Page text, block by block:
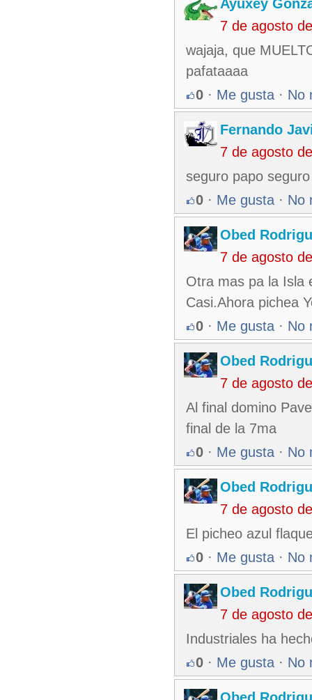
Ayuxey
7 de agosto
wajaja, que
pafataaaa
0 · Me gusta · No
Fernando
7 de agosto
seguro papo
0 · Me gusta · No
Obed
7 de agosto
Otra mas pa la Isla
Casi.Ahora pichea
0 · Me gusta · No
Obed
7 de agosto
Al final domino
final de la 7ma
0 · Me gusta · No
Obed
7 de agosto
El picheo azul
0 · Me gusta · No
Obed
7 de agosto
Industriales ha
0 · Me gusta · No